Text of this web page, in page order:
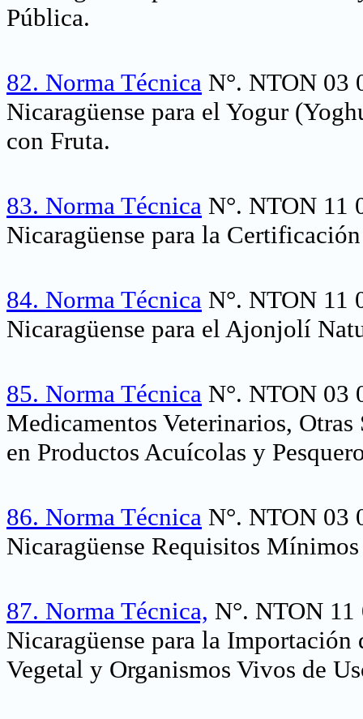
Pública.
82. Norma Técnica N°. NTON 03
Nicaragüense para el Yogur
con Fruta.
83. Norma Técnica N°. NTON 11
Nicaragüense para la
84. Norma Técnica N°. NTON 11
Nicaragüense para el Ajonjolí
85. Norma Técnica N°. NTON 03
Medicamentos Veterinarios,
en Productos Acuícolas y
86. Norma Técnica N°. NTON 03
Nicaragüense Requisitos
87. Norma Técnica, N°. NTON
Nicaragüense para la
Vegetal y Organismos Vivos de